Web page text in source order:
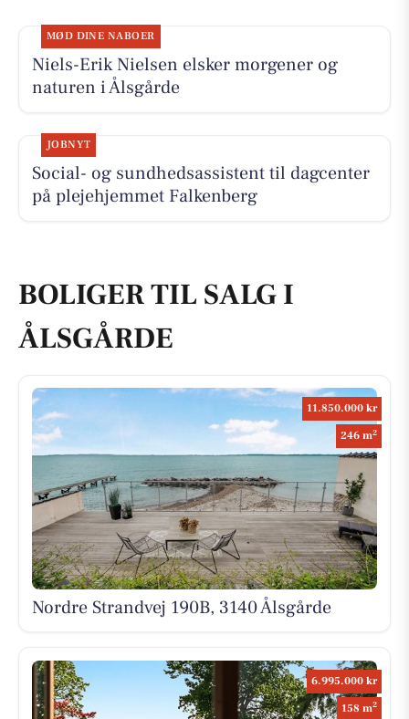
MØD DINE NABOER
Niels-Erik Nielsen elsker morgener og
naturen i Ålsgårde
JOBNYT
Social- og sundhedsassistent til dagcenter
på plejehjemmet Falkenberg
BOLIGER TIL SALG I
ÅLSGÅRDE
11.850.000 kr
246 m2
Nordre Strandvej 190B, 3140 Ålsgårde
6.995.000 kr
158 m2